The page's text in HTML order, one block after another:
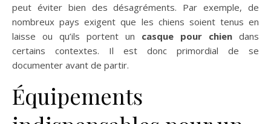
peut éviter bien des désagréments. Par exemple, de
nombreux pays exigent que les chiens soient tenus en
laisse ou qu’ils portent un casque pour chien dans
certains contextes. Il est donc primordial de se
documenter avant de partir.
Équipements